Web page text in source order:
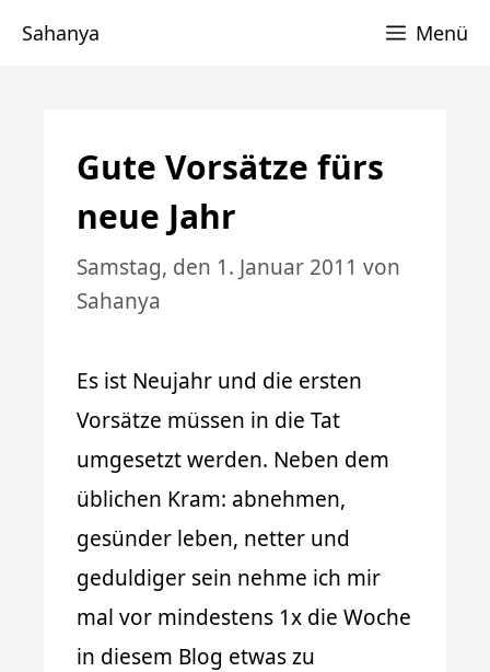
Sahanya Menü
Gute Vorsätze fürs
neue Jahr
Samstag, den 1. Januar 2011 von
Sahanya
Es ist Neujahr und die ersten
Vorsätze müssen in die Tat
umgesetzt werden. Neben dem
üblichen Kram: abnehmen,
gesünder leben, netter und
geduldiger sein nehme ich mir
mal vor mindestens 1x die Woche
in diesem Blog etwas zu